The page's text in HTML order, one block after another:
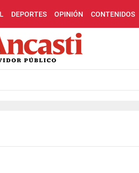
DEPORTES OPINIÓN CONTENIDOS